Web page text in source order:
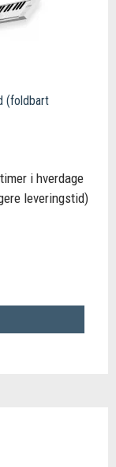
(foldbart
i hverdage
leveringstid)